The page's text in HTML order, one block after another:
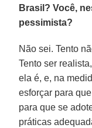
Brasil? Você,
pessimista?
Não sei. Tento
Tento ser
ela é, e, na
esforçar para
para que se
práticas